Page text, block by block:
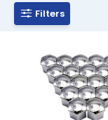
Filters